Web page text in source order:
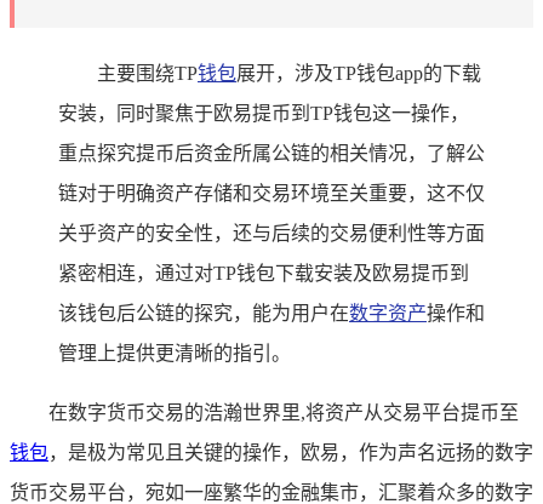
主要围绕TP钱包展开，涉及TP钱包app的下载
安装，同时聚焦于欧易提币到TP钱包这一操作，
重点探究提币后资金所属公链的相关情况，了解公
链对于明确资产存储和交易环境至关重要，这不仅
关乎资产的安全性，还与后续的交易便利性等方面
紧密相连，通过对TP钱包下载安装及欧易提币到
该钱包后公链的探究，能为用户在数字资产操作和
管理上提供更清晰的指引。
在数字货币交易的浩瀚世界里,将资产从交易平台提币至
钱包，是极为常见且关键的操作，欧易，作为声名远扬的数字
货币交易平台，宛如一座繁华的金融集市，汇聚着众多的数字